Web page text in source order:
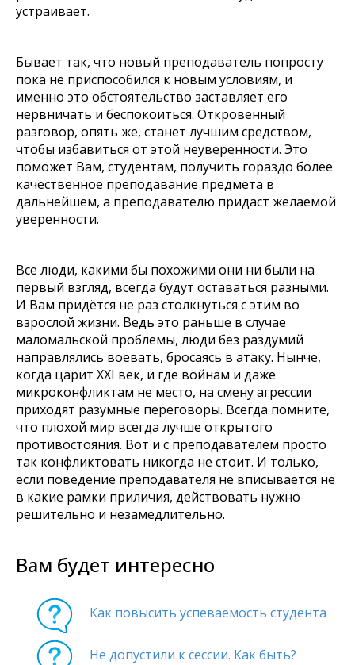
устраивает.
Бывает так, что новый преподаватель попросту
пока не приспособился к новым условиям, и
именно это обстоятельство заставляет его
нервничать и беспокоиться. Откровенный
разговор, опять же, станет лучшим средством,
чтобы избавиться от этой неуверенности. Это
поможет Вам, студентам, получить гораздо более
качественное преподавание предмета в
дальнейшем, а преподавателю придаст желаемой
уверенности.
Все люди, какими бы похожими они ни были на
первый взгляд, всегда будут оставаться разными.
И Вам придётся не раз столкнуться с этим во
взрослой жизни. Ведь это раньше в случае
маломальской проблемы, люди без раздумий
направлялись воевать, бросаясь в атаку. Нынче,
когда царит ХХI век, и где войнам и даже
микроконфликтам не место, на смену агрессии
приходят разумные переговоры. Всегда помните,
что плохой мир всегда лучше открытого
противостояния. Вот и с преподавателем просто
так конфликтовать никогда не стоит. И только,
если поведение преподавателя не вписывается не
в какие рамки приличия, действовать нужно
решительно и незамедлительно.
Вам будет интересно
Как повысить успеваемость студента
Не допустили к сессии. Как быть?